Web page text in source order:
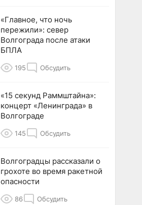
«Главное, что ночь
пережили»: север
Волгограда после атаки
БПЛА
195 Обсудить
«15 секунд Раммштайна»:
концерт «Ленинграда» в
Волгограде
145 Обсудить
Волгоградцы рассказали о
грохоте во время ракетной
опасности
86 Обсудить